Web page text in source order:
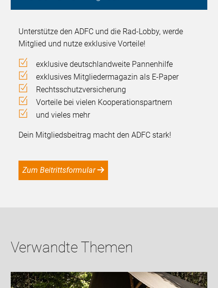
Unterstütze den ADFC und die Rad-Lobby, werde
Mitglied und nutze exklusive Vorteile!
exklusive deutschlandweite Pannenhilfe
exklusives Mitgliedermagazin als E-Paper
Rechtsschutzversicherung
Vorteile bei vielen Kooperationspartnern
und vieles mehr
Dein Mitgliedsbeitrag macht den ADFC stark!
Zum Beitrittsformular
Verwandte Themen